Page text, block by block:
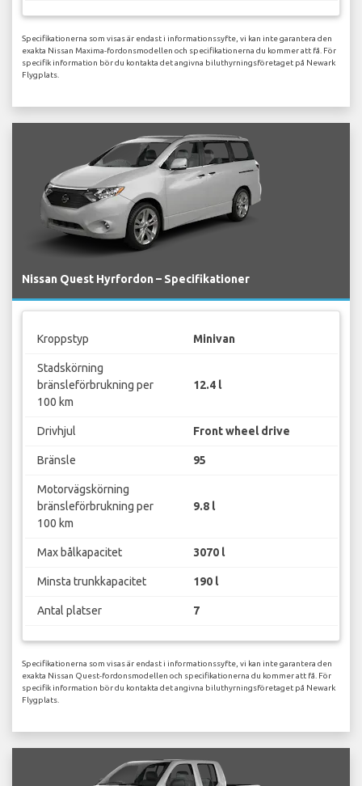
Specifikationerna som visas är endast i informationssyfte, vi kan inte garantera den
exakta Nissan Maxima-fordonsmodellen och specifikationerna du kommer att få. För
specifik information bör du kontakta det angivna biluthyrningsföretaget på Newark
Flygplats.
Nissan Quest Hyrfordon – Specifikationer
Kroppstyp Minivan
Stadskörning
bränsleförbrukning per
100 km
12.4 l
Drivhjul Front wheel drive
Bränsle 95
Motorvägskörning
bränsleförbrukning per
100 km
9.8 l
Max bålkapacitet 3070 l
Minsta trunkkapacitet 190 l
Antal platser 7
Specifikationerna som visas är endast i informationssyfte, vi kan inte garantera den
exakta Nissan Quest-fordonsmodellen och specifikationerna du kommer att få. För
specifik information bör du kontakta det angivna biluthyrningsföretaget på Newark
Flygplats.